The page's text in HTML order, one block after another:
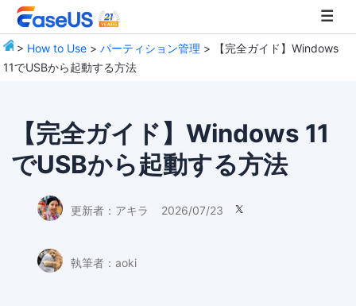
> How to Use >パーティション管理 > 【完全ガイド】Windows
11でUSBから起動する方法
【完全ガイド】Windows 11
でUSBから起動する方法
更新者： アキラ 2026/07/23 
執筆者： aoki